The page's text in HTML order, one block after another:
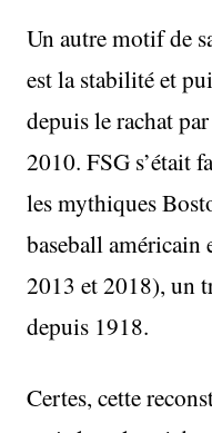
Un autre motif de
est la stabilité et
depuis le rachat
2010. FSG s’était
les mythiques
baseball américain
2013 et 2018), un
depuis 1918.
Certes, cette